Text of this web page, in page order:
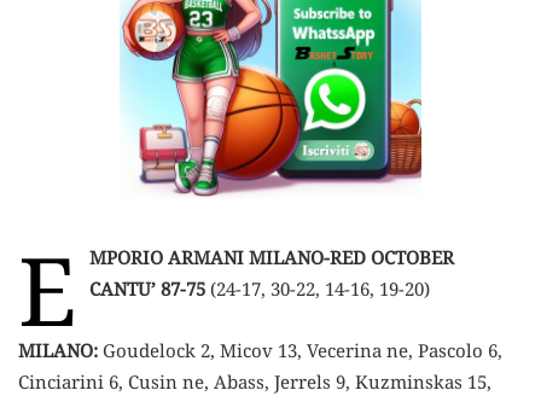
E
MPORIO ARMANI MILANO-RED OCTOBER
CANTU’ 87-75 (24-17, 30-22, 14-16, 19-20)
MILANO: Goudelock 2, Micov 13, Vecerina ne, Pascolo 6,
Cinciarini 6, Cusin ne, Abass, Jerrels 9, Kuzminskas 15,